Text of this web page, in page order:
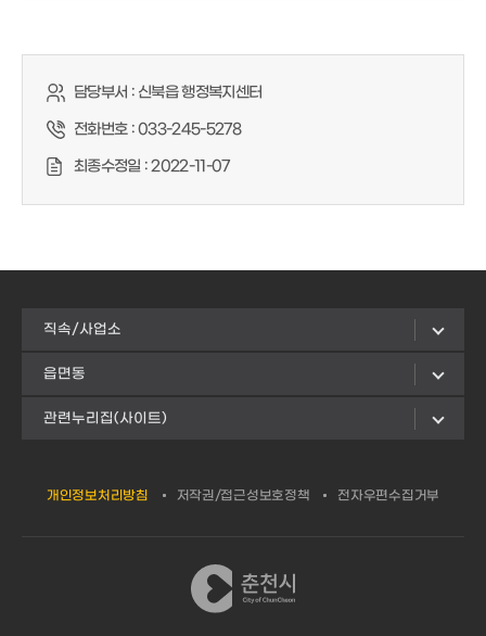
담당부서 :신북읍 행정복지센터
전화번호 :033-245-5278
최종수정일 :2022-11-07
직속/사업소
읍면동
관련누리집(사이트)
개인정보처리방침 저작권/접근성보호정책 전자우편수집거부